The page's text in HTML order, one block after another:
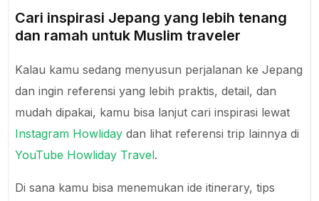
Cari inspirasi Jepang yang lebih tenang
dan ramah untuk Muslim traveler
Kalau kamu sedang menyusun perjalanan ke Jepang
dan ingin referensi yang lebih praktis, detail, dan
mudah dipakai, kamu bisa lanjut cari inspirasi lewat
Instagram Howliday dan lihat referensi trip lainnya di
YouTube Howliday Travel.
Di sana kamu bisa menemukan ide itinerary, tips